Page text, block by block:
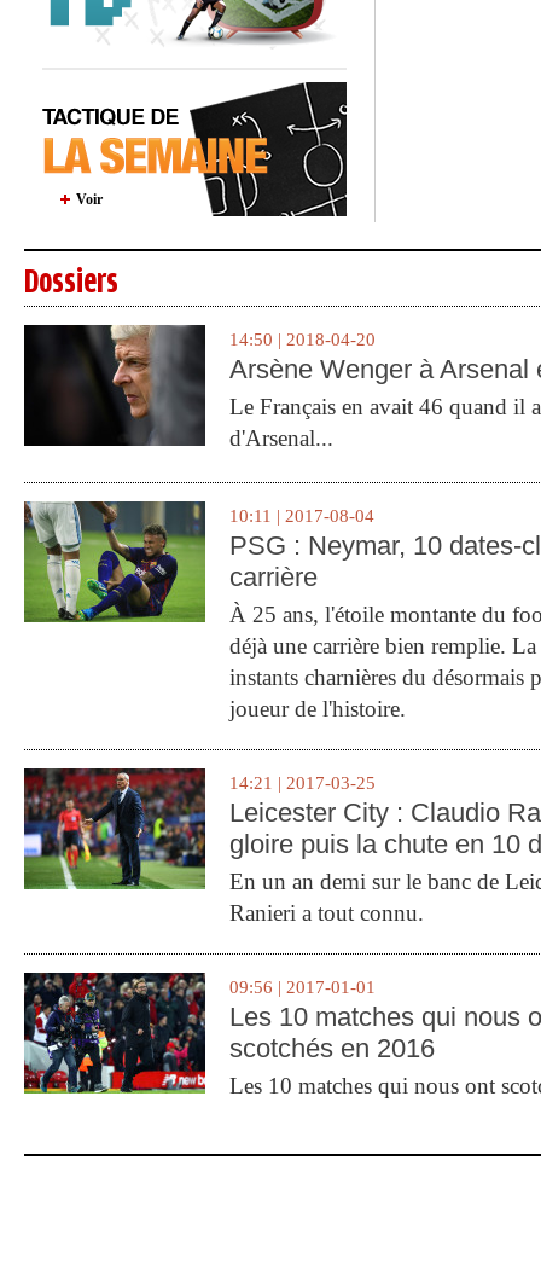
Voir
Dossiers
14:50 | 2018-04-20
Arsène Wenger à Arsenal
Le Français en avait 46 quand il
d'Arsenal...
10:11 | 2017-08-04
PSG : Neymar, 10 dates-
carrière
À 25 ans, l'étoile montante du
déjà une carrière bien remplie.
instants charnières du désormais
joueur de l'histoire.
14:21 | 2017-03-25
Leicester City : Claudio
gloire puis la chute en 10
En un an demi sur le banc de
Ranieri a tout connu.
09:56 | 2017-01-01
Les 10 matches qui nous
scotchés en 2016
Les 10 matches qui nous ont